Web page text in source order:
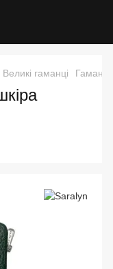
Великі гаманці